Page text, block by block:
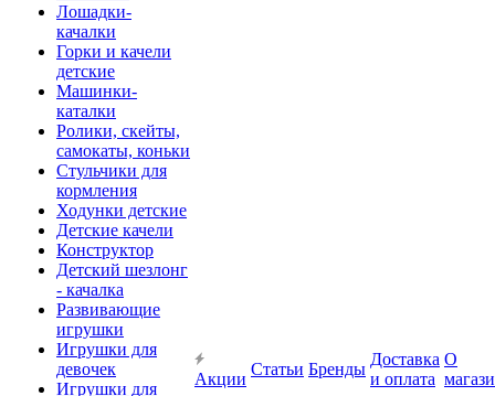
Лошадки-
качалки
Горки и качели
детские
Машинки-
каталки
Ролики, скейты,
самокаты, коньки
Стульчики для
кормления
Ходунки детские
Детские качели
Конструктор
Детский шезлонг
- качалка
Развивающие
игрушки
Игрушки для
девочек
Игрушки для
Акции
Статьи Бренды
Доставка
и оплата
О